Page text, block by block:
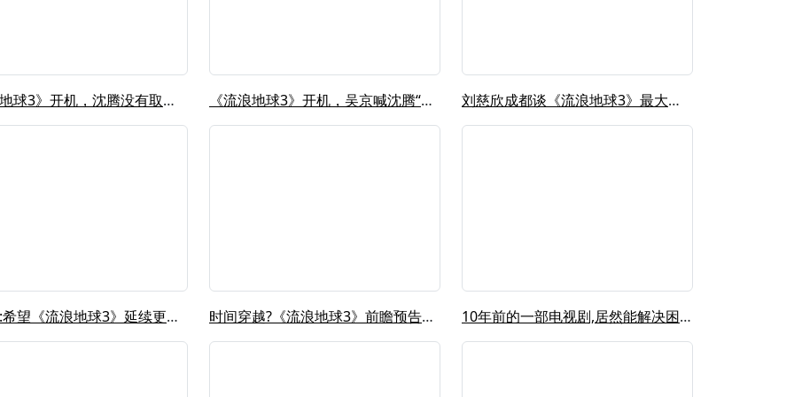
《流浪地球3》开机，沈腾没有取代刘德... 《流浪地球3》开机，吴京喊沈腾“沈叔... 刘慈欣成都谈《流浪地球3》最大挑战:...
江逐浪:希望《流浪地球3》延续更多的... 时间穿越?《流浪地球3》前瞻预告解析... 10年前的一部电视剧,居然能解决困扰...